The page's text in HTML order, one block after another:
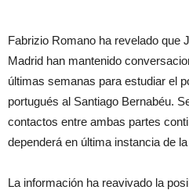
Fabrizio Romano ha revelado que
Madrid han mantenido
últimas semanas para estudiar el
portugués al Santiago Bernabéu.
contactos entre ambas partes
dependerá en última instancia de
La información ha reavivado la